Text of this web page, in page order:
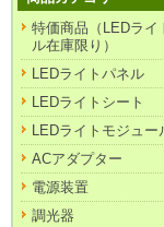
特価商品（LEDライ
ル在庫限り）
LEDライトパネル
LEDライトシート
LEDライトモジュー
ACアダプター
電源装置
調光器